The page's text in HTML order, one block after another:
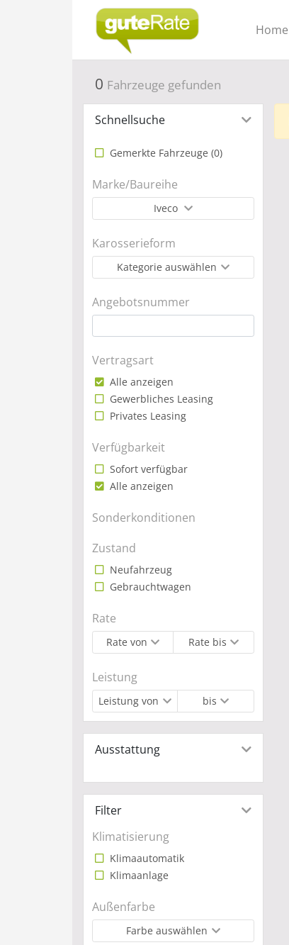
Home
0 Fahrzeuge gefunden
Schnellsuche
Gemerkte Fahrzeuge (0)
Marke/Baureihe
Iveco
Karosserieform
Kategorie auswählen
Angebotsnummer
Vertragsart
Alle anzeigen
Gewerbliches Leasing
Privates Leasing
Verfügbarkeit
Sofort verfügbar
Alle anzeigen
Sonderkonditionen
Zustand
Neufahrzeug
Gebrauchtwagen
Rate
Rate von Rate bis
Leistung
Leistung von bis
Ausstattung
Filter
Klimatisierung
Klimaautomatik
Klimaanlage
Außenfarbe
Farbe auswählen